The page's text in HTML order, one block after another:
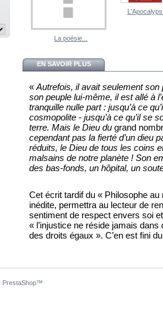
La poésie...
EN SAVOIR PLUS
« Autrefois, il avait seulement
son peuple lui-même, il est allé à
tranquille nulle part : jusqu’à ce
cosmopolite - jusqu’à ce qu’il se
terre. Mais le Dieu du grand
cependant pas la fierté d’un dieu
réduits, le Dieu de tous les coins
malsains de notre planète ! Son
des bas-fonds, un hôpital, un
Cet écrit tardif du « Philosophe
inédite, permettra au lecteur de
sentiment de respect envers soi
« l’injustice ne réside jamais
des droits égaux ». C’en est fini
PrestaShop™